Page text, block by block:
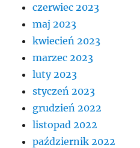
czerwiec 2023
maj 2023
kwiecień 2023
marzec 2023
luty 2023
styczeń 2023
grudzień 2022
listopad 2022
październik 2022